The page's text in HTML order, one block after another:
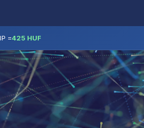
=425 HUF